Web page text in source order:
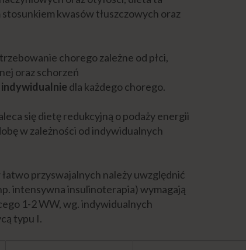
kwasów tłuszczowych oraz
chorego zależne od płci,
oraz schorzeń
dla każdego chorego.
się dietę redukcyjną o podaży energii
w zależności od indywidualnych
przyswajalnych należy uwzględnić
intensywna insulinoterapia) wymagają
1-2 WW, wg. indywidualnych
typu I.